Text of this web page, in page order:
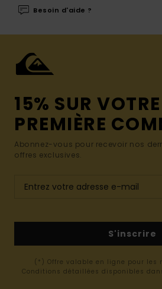
Besoin d'aide ?
15% SUR VOTRE
PREMIÈRE
Abonnez-vous pour recevoir nos
offres exclusives.
S'inscrire
(*) Offre valable en ligne pour les
Conditions détaillées disponibles